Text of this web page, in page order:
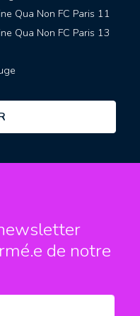
Qua Non FC Paris 11
Qua Non FC Paris 13
de notre